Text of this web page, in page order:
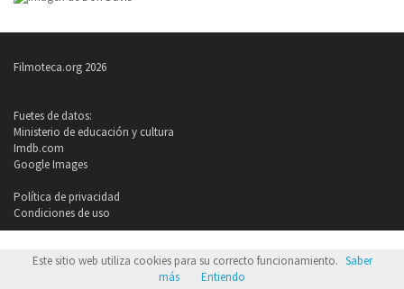
Filmoteca.org 2026
Fuetes de datos:
Ministerio de educación y cultura
Imdb.com
Google Images
Política de privacidad
Condiciones de uso
Este sitio web utiliza cookies para su correcto funcionamiento. Saber
más
Entiendo